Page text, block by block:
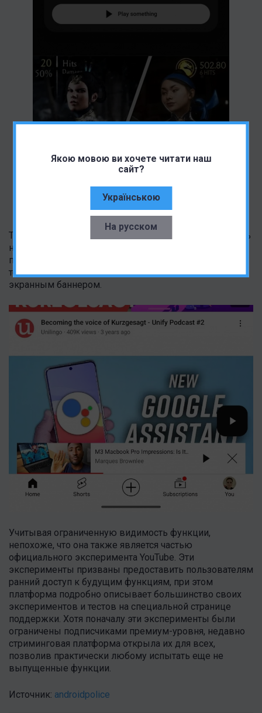
Якою мовою ви хочете читати наш
сайт?
Українською
На русском
Такая кнопка может пригодиться, когда вы находитесь
на YouTube, но у вас закончились материалы для
просмотра. По всей вероятности, разработчики
тестируют ее работу в тандеме с вышеупомянутым
экранным баннером.
Учитывая ограниченную видимость функции,
непохоже, что она также является частью
официального эксперимента YouTube. Эти
эксперименты призваны предоставить пользователям
ранний доступ к будущим функциям, при этом
платформа подробно описывает большинство своих
экспериментов и тестов на специальной странице
поддержки. Хотя поначалу эти эксперименты были
ограничены подписчиками премиум-уровня, недавно
стриминговая платформа открыла их для всех,
позволив практически любому испытать еще не
выпущенные функции.
Источник: androidpolice